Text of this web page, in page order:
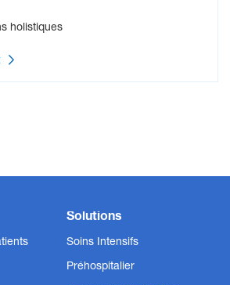
holistiques
Solutions
Soins Intensifs
Préhospitalier